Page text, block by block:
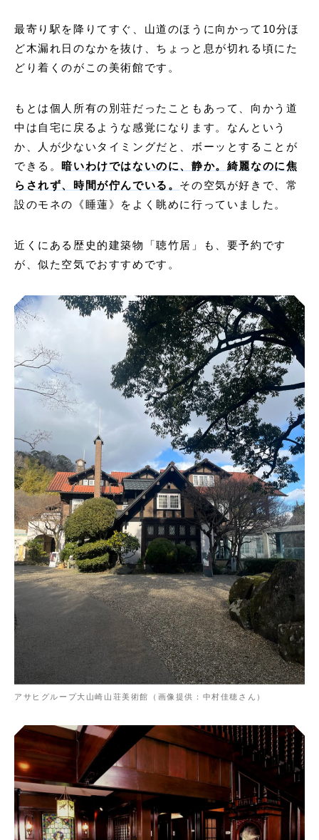
最寄り駅を降りてすぐ、山道のほうに向かって10分ほ
ど木漏れ日のなかを抜け、ちょっと息が切れる頃にた
どり着くのがこの美術館です。
もとは個人所有の別荘だったこともあって、向かう道
中は自宅に戻るような感覚になります。なんという
か、人が少ないタイミングだと、ボーッとすることが
できる。 暗いわけではないのに、静か。綺麗なのに焦
らされず、時間が佇んでいる。 その空気が好きで、常
設のモネの《睡蓮》をよく眺めに行っていました。
近くにある歴史的建築物「聴竹居」も、要予約です
が、似た空気でおすすめです。
アサヒグループ大山崎山荘美術館（画像提供：中村佳穂さん）